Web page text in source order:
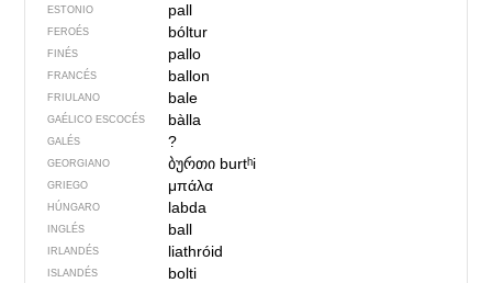
ESTONIO pall
FEROÉS bóltur
FINÉS pallo
FRANCÉS ballon
FRIULANO bale
GAÉLICO ESCOCÉS bàlla
GALÉS ?
GEORGIANO ბურთი burtʰi
GRIEGO μπάλα
HÚNGARO labda
INGLÉS ball
IRLANDÉS liathróid
ISLANDÉS bolti